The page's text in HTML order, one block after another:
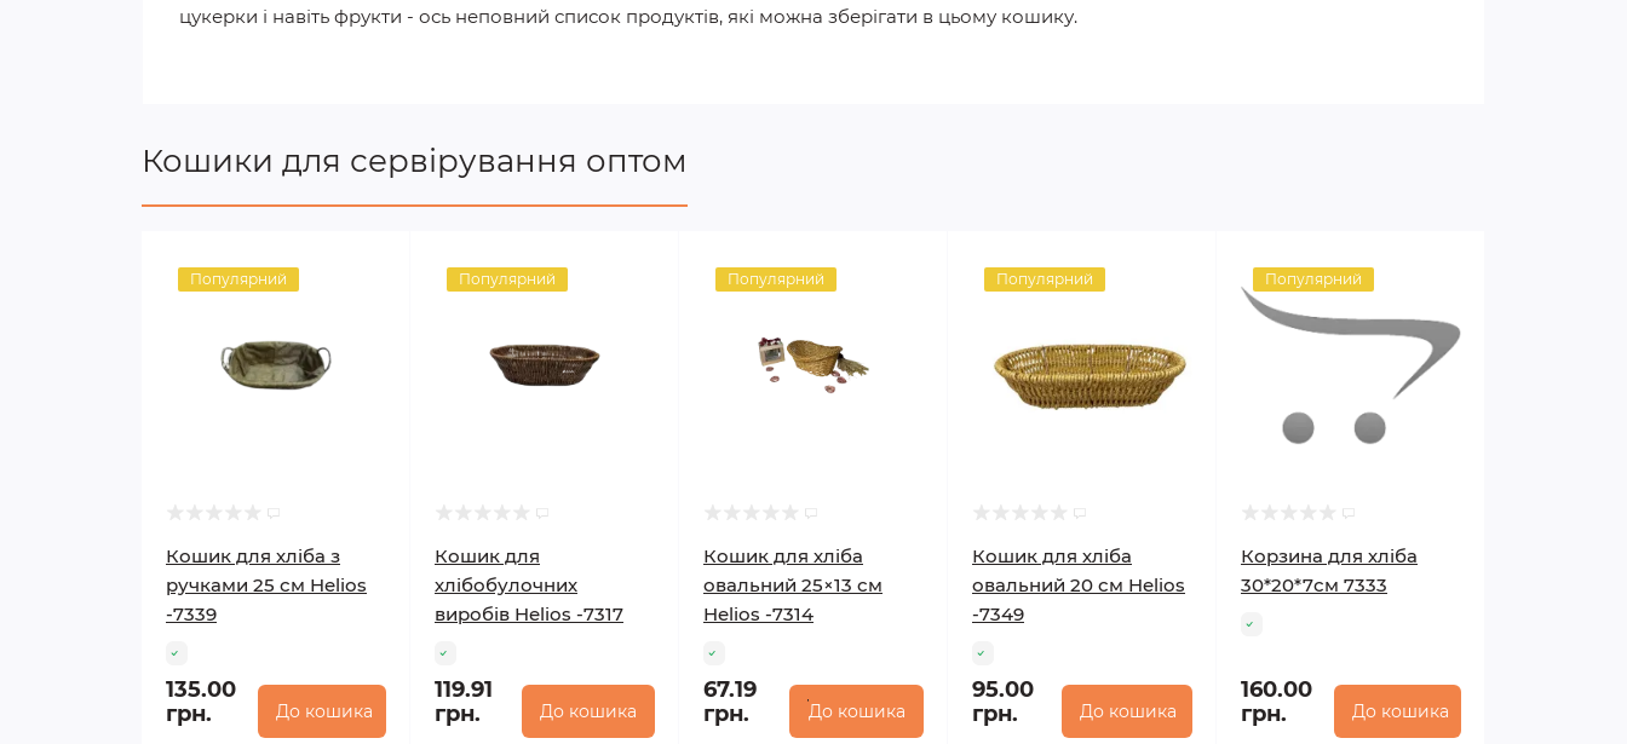
цукерки і навіть фрукти - ось неповний список продуктів, які можна зберігати в цьому кошику.
Кошики для сервірування оптом
Популярний
Кошик для хліба з
ручками 25 см Helios
-7339
135.00
грн.
До кошика
Популярний
Кошик для
хлібобулочних
виробів Helios -7317
119.91
грн.
До кошика
Популярний
Кошик для хліба
овальний 25×13 см
Helios -7314
67.19
грн.
До кошика
Популярний
Кошик для хліба
овальний 20 см Helios
-7349
95.00
грн.
До кошика
Популярний
Корзина для хліба
30*20*7см 7333
160.00
грн.
До кошика